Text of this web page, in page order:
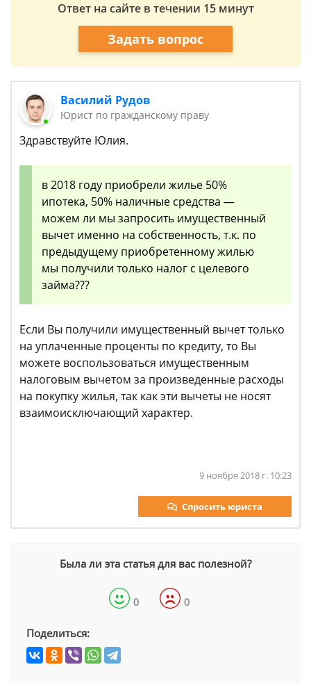
Ответ на сайте в течении 15 минут
Задать вопрос
Василий Рудов
Юрист по гражданскому праву
Здравствуйте Юлия.
в 2018 году приобрели жилье 50%
ипотека, 50% наличные средства —
можем ли мы запросить имущественный
вычет именно на собственность, т.к. по
предыдущему приобретенному жилью
мы получили только налог с целевого
займа???
Если Вы получили имущественный вычет только
на уплаченные проценты по кредиту, то Вы
можете воспользоваться имущественным
налоговым вычетом за произведенные расходы
на покупку жилья, так как эти вычеты не носят
взаимоисключающий характер.
9 ноября 2018 г. 10:23
Спросить юриста
Была ли эта статья для вас полезной?
0 0
Поделиться: